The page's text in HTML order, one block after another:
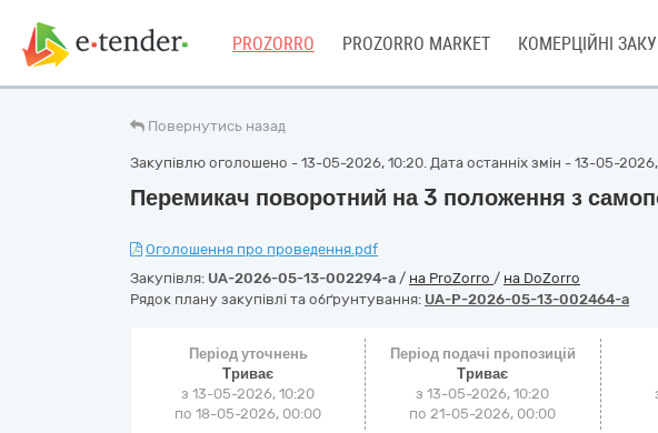
PROZORRO PROZORRO MARKET КОМЕРЦІЙНІ
Повернутись назад
Закупівлю оголошено - 13-05-2026, 10:20. Дата останніх змін - 13-05-
Перемикач поворотний на 3 положення з
Оголошення про проведення.pdf
Закупівля: UA-2026-05-13-002294-a / на ProZorro / на DoZorro
Рядок плану закупівлі та обґрунтування: UA-P-2026-05-13-002464-a
Період уточнень
Триває
з 13-05-2026, 10:20
по 18-05-2026, 00:00
Період подачі пропозицій
Триває
з 13-05-2026, 10:20
по 21-05-2026, 00:00